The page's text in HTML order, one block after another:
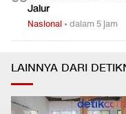
Jalur
Nasional •dalam 5 jam
LAINNYA DARI